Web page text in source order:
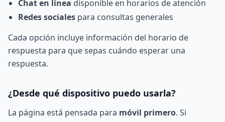
Chat en línea disponible en horarios de atención
Redes sociales para consultas generales
Cada opción incluye información del horario de
respuesta para que sepas cuándo esperar una
respuesta.
¿Desde qué dispositivo puedo usarla?
La página está pensada para móvil primero. Si